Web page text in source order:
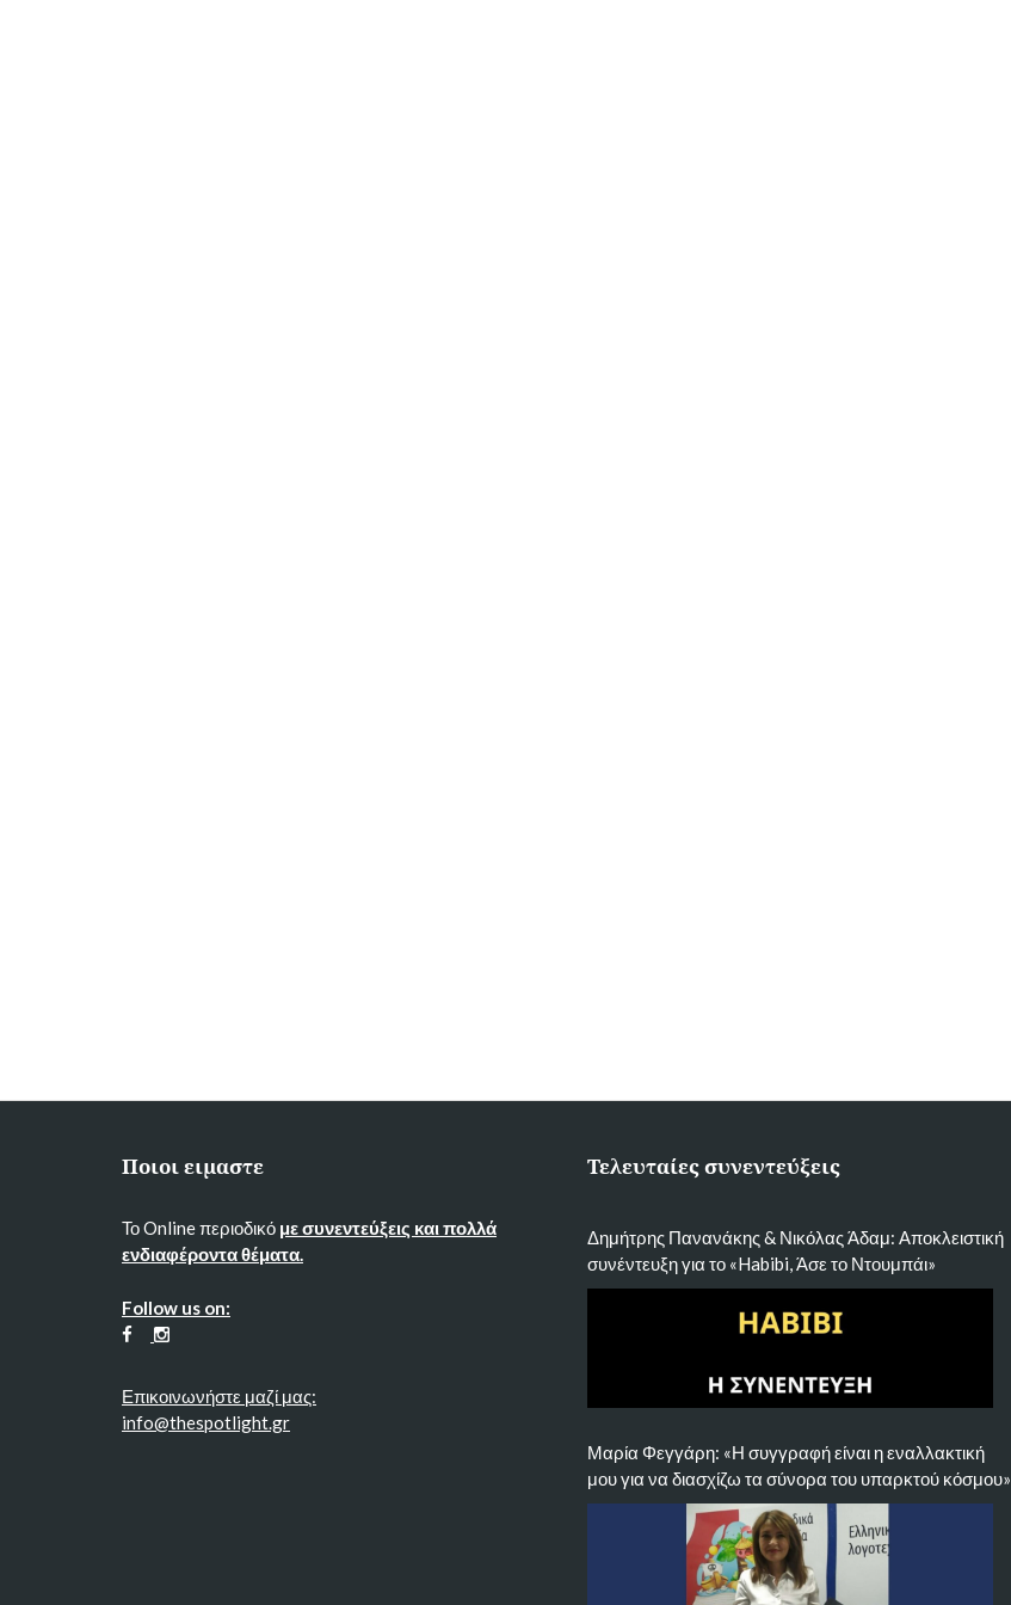
Ποιοι ειμαστε
Το Online περιοδικό με συνεντεύξεις και πολλά
ενδιαφέροντα θέματα.
Follow us on:
Επικοινωνήστε μαζί μας:
info@thespotlight.gr
Τελευταίες συνεντεύξεις
Δημήτρης Πανανάκης & Νικόλας Άδαμ: Αποκλειστική
συνέντευξη για το «Habibi, Άσε το Ντουμπάι»
Μαρία Φεγγάρη: «Η συγγραφή είναι η εναλλακτική
μου για να διασχίζω τα σύνορα του υπαρκτού κόσμου»